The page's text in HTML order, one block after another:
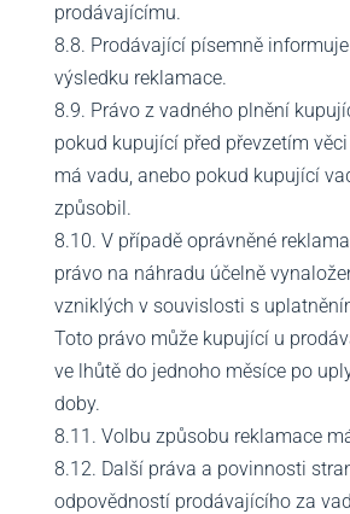
prodávajícímu.
8.8. Prodávající písemně
výsledku reklamace.
8.9. Právo z vadného plnění
pokud kupující před převzetím věci
má vadu, anebo pokud kupující
způsobil.
8.10. V případě oprávněné
právo na náhradu účelně
vzniklých v souvislosti s
Toto právo může kupující u
ve lhůtě do jednoho měsíce po
doby.
8.11. Volbu způsobu reklamace
8.12. Další práva a povinnosti
odpovědností prodávajícího za